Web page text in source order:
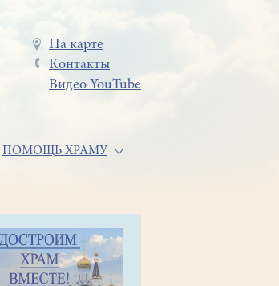
Меню
в
На карте
Контакты
Видео YouTube
ПОМОЩЬ ХРАМУ